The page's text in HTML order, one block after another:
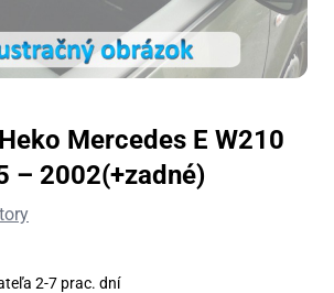
Mercedes E W210
– 2002(+zadné)
2-7 prac. dní